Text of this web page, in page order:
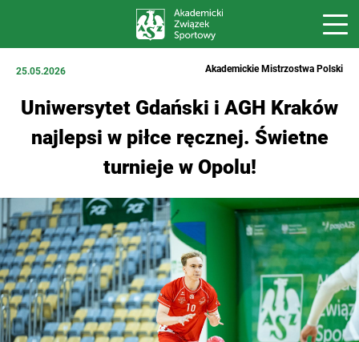
25.05.2026 Akademickie Mistrzostwa Polski
Uniwersytet Gdański i AGH Kraków
najlepsi w piłce ręcznej. Świetne
turnieje w Opolu!